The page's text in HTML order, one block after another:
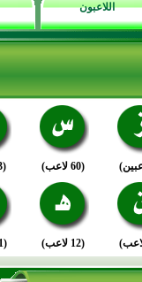
اللاعبون
(60 لاعب) (3 لاعبين)
(12 لاعب) (11 لاعب)